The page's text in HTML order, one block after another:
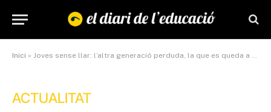
Inici » Joves sense llar: l’altra generació perduda, la que es queda a Espanya
ACTUALITAT